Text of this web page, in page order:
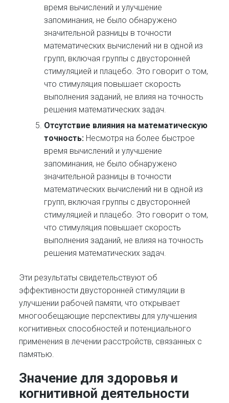
время вычислений и улучшение
запоминания, не было обнаружено
значительной разницы в точности
математических вычислений ни в одной из
групп, включая группы с двусторонней
стимуляцией и плацебо. Это говорит о том,
что стимуляция повышает скорость
выполнения заданий, не влияя на точность
решения математических задач.
Отсутствие влияния на математическую
точность: Несмотря на более быстрое
время вычислений и улучшение
запоминания, не было обнаружено
значительной разницы в точности
математических вычислений ни в одной из
групп, включая группы с двусторонней
стимуляцией и плацебо. Это говорит о том,
что стимуляция повышает скорость
выполнения заданий, не влияя на точность
решения математических задач.
Эти результаты свидетельствуют об
эффективности двусторонней стимуляции в
улучшении рабочей памяти, что открывает
многообещающие перспективы для улучшения
когнитивных способностей и потенциального
применения в лечении расстройств, связанных с
памятью.
Значение для здоровья и
когнитивной деятельности